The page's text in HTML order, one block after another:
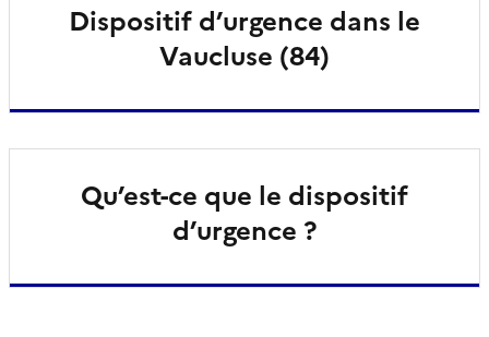
Dispositif d’urgence dans le
Vaucluse (84)
Qu’est-ce que le dispositif
d’urgence ?